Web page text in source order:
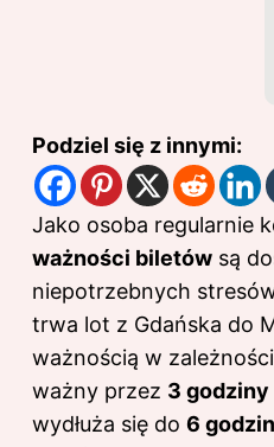
Podziel się z innymi:
Jako osoba regularnie
ważności biletów są
niepotrzebnych
trwa lot z Gdańska do
ważnością w
ważny przez 3 godziny
wydłuża się do 6 godzin